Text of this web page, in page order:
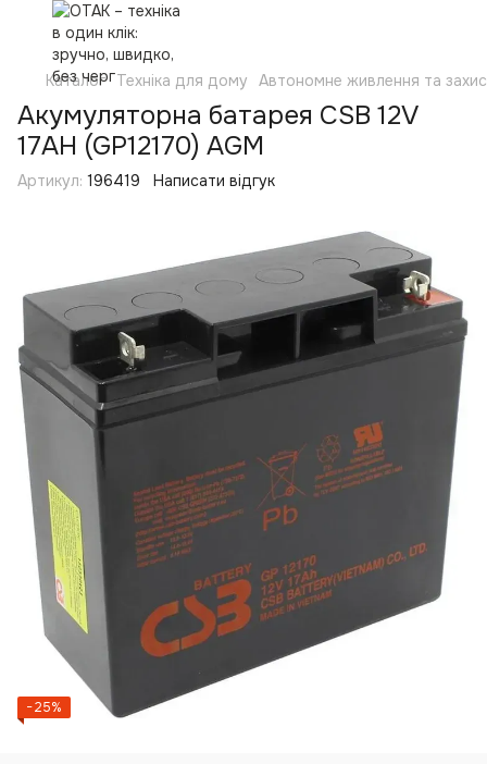
Каталог Техніка для дому Автономне живлення та
Акумуляторна батарея CSB 12V
17AH (GP12170) AGM
Артикул: 196419 Написати відгук
−25%